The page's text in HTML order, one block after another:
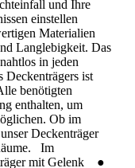
und Ihre
einstellen
Materialien
Langlebigkeit. Das
in jeden
Deckenträgers ist
benötigten
enthalten, um
Ob im
Deckenträger
Im
mit Gelenk ●